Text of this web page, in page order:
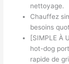
nettoyage.
Chauffez
besoins
[SIMPLE À
hot-dog
rapide de